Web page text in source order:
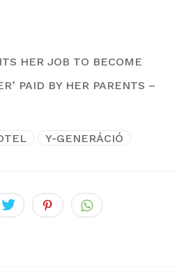
HER JOB TO BECOME
PAID BY HER PARENTS –
Y-GENERÁCIÓ